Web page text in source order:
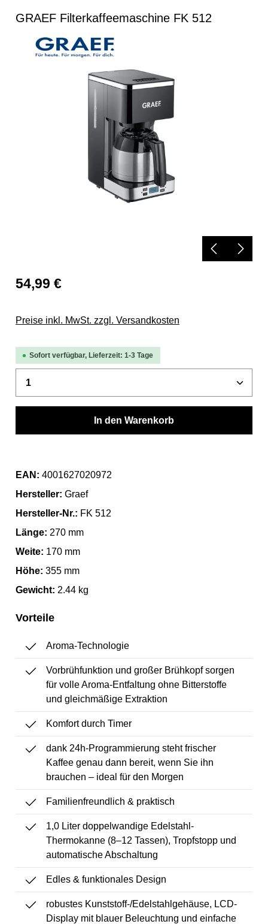
GRAEF Filterkaffeemaschine FK 512
Bildergalerie überspringen
54,99 €
Preise inkl. MwSt. zzgl. Versandkosten
Sofort verfügbar, Lieferzeit: 1-3 Tage
Produkt Anzahl: Gib den gewünschten
In den Warenkorb
EAN: 4001627020972
Hersteller: Graef
Hersteller-Nr.: FK 512
Länge: 270 mm
Weite: 170 mm
Höhe: 355 mm
Gewicht: 2.44 kg
Vorteile
Aroma-Technologie
Vorbrühfunktion und großer Brühkopf sorgen
für volle Aroma-Entfaltung ohne Bitterstoffe
und gleichmäßige Extraktion
Komfort durch Timer
dank 24h-Programmierung steht frischer
Kaffee genau dann bereit, wenn Sie ihn
brauchen – ideal für den Morgen
Familienfreundlich & praktisch
1,0 Liter doppelwandige Edelstahl-
Thermokanne (8–12 Tassen), Tropfstopp und
automatische Abschaltung
Edles & funktionales Design
robustes Kunststoff-/Edelstahlgehäuse, LCD-
Display mit blauer Beleuchtung und einfache